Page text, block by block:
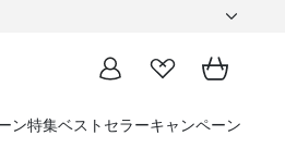
ン特集ベストセラーキャンペーン